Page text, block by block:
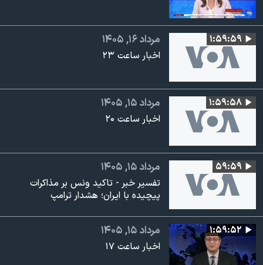
۱:۵۹:۵۹ مرداد ۱۶, ۱۴۰۵
اخبار ساعت ۲۳
۱:۵۹:۵۸ مرداد ۱۵, ۱۴۰۵
اخبار ساعت ۲۰
۵۹:۵۹ مرداد ۱۵, ۱۴۰۵
تفسیر خبر - تاکید ونس بر مذاکرات
پیچیده با ایران؛ هشدار ترامپ
۱:۵۹:۵۲ مرداد ۱۵, ۱۴۰۵
اخبار ساعت ۱۷